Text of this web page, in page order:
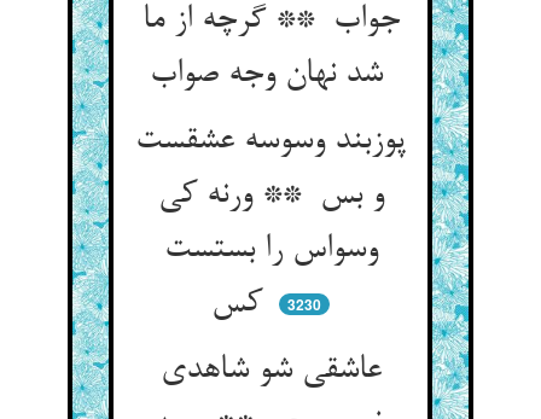
جواب ** گرچه از ما
شد نهان وجه صواب
پوزبند وسوسه عشقست
و بس ** ورنه کی
وسواس را بستست
3230
عاشقی شو شاهدی